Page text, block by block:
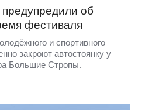
об
фестиваля
и спортивного
закроют автостоянку у
Большие Стропы.